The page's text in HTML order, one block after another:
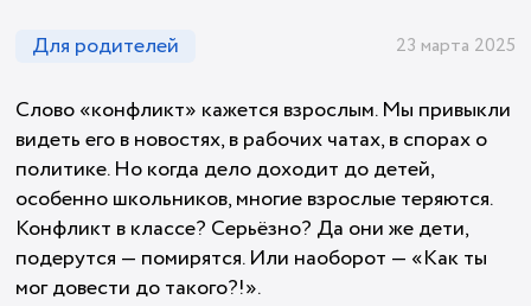
Для родителей 23 марта 2025
Слово «конфликт» кажется взрослым. Мы привыкли
видеть его в новостях, в рабочих чатах, в спорах о
политике. Но когда дело доходит до детей,
особенно школьников, многие взрослые теряются.
Конфликт в классе? Серьёзно? Да они же дети,
подерутся — помирятся. Или наоборот — «Как ты
мог довести до такого?!».